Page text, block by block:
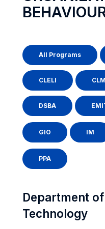
All Programs
CLELI
DSBA
GIO IM
PPA
Department
Technology